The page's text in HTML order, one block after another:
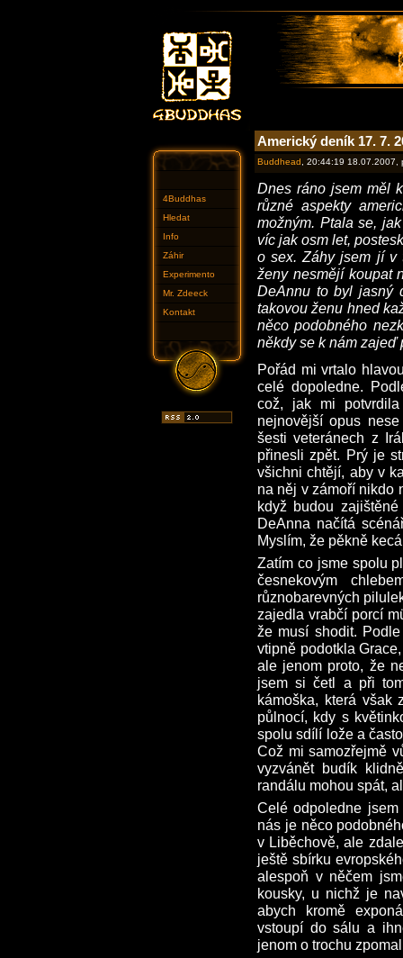
4Buddhas
Hledat
Info
Záhir
Experimento
Mr. Zdeeck
Kontakt
Americký deník 17. 7.
Buddhead , 20:44:19
Dnes ráno jsem měl
různé aspekty
možným. Ptala se,
víc jak osm let,
o sex. Záhy jsem jí v
ženy nesmějí koupat
DeAnnu to byl jasný
takovou ženu hned
něco podobného
někdy se k nám zajeď
Pořád mi vrtalo
celé dopoledne.
což, jak mi
nejnovější opus
šesti veteránech z
přinesli zpět. Prý je
všichni chtějí, aby v
na něj v zámoří nikdo
když budou
DeAnna načítá
Myslím, že pěkně
Zatím co jsme spolu
česnekovým
různobarevných
zajedla vrabčí porcí
že musí shodit.
vtipně podotkla
ale jenom proto, že
jsem si četl a při
kámoška, která však
půlnocí, kdy s
spolu sdílí lože a
Což mi samozřejmě
vyzvánět budík
randálu mohou spát,
Celé odpoledne
nás je něco
v Liběchově, ale
ještě sbírku
alespoň v něčem
kousky, u nichž je
abych kromě
vstoupí do sálu a
jenom o trochu